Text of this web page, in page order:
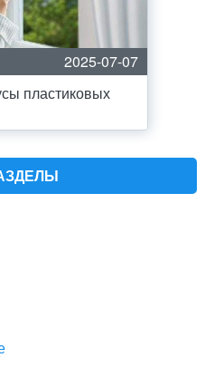
2025-07-07
пластиковых